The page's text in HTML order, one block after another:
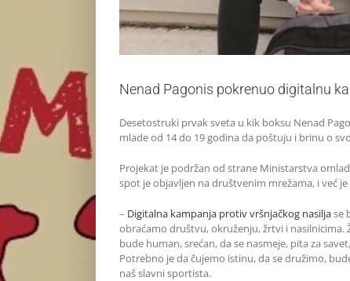
Nenad Pagonis pokrenuo digitalnu
Desetostruki prvak sveta u kik boksu Nenad
mlade od 14 do 19 godina da poštuju i brinu o
Projekat je podržan od strane Ministarstva
spot je objavljen na društvenim mrežama, i već
– Digitalna kampanja protiv vršnjačkog nasiljase
obraćamo društvu, okruženju, žrtvi i nasilnicima.
bude human, srećan, da se nasmeje, pita za
Potrebno je da čujemo istinu, da se družimo,
naš slavni sportista.